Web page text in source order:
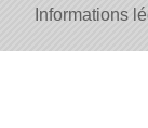
Informations